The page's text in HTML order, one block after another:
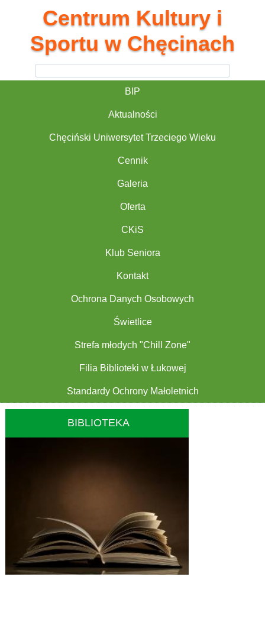
Centrum Kultury i
Sportu w Chęcinach
BIP
Aktualności
Chęciński Uniwersytet Trzeciego Wieku
Cennik
Galeria
Oferta
CKiS
Klub Seniora
Kontakt
Ochrona Danych Osobowych
Świetlice
Strefa młodych "Chill Zone"
Filia Biblioteki w Łukowej
Standardy Ochrony Małoletnich
BIBLIOTEKA